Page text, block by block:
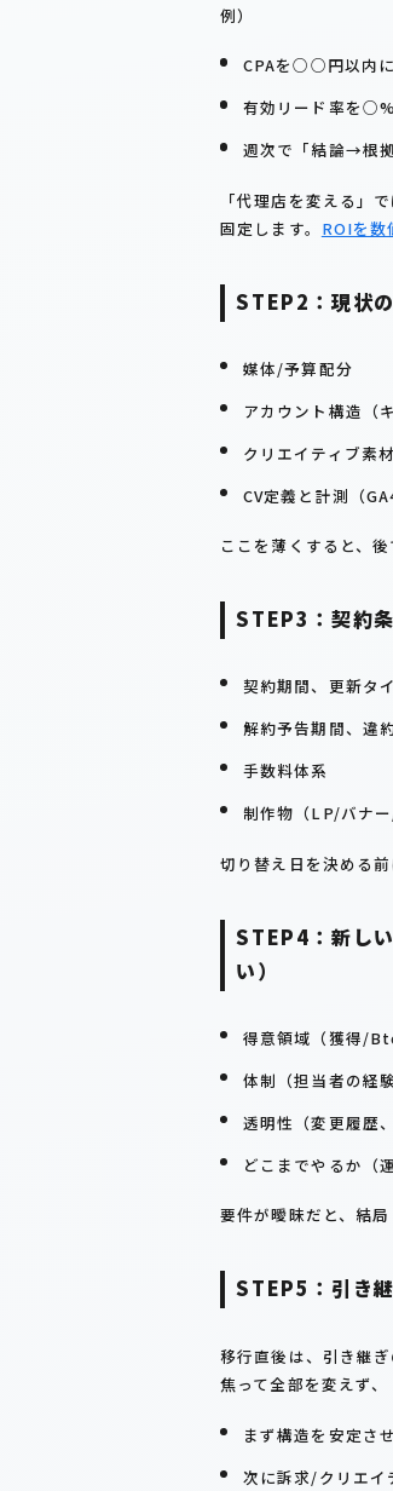
例）
CPAを○○円以内
有効リード率を
週次で「結論→根
「代理店を変える」で
固定します。 ROIを数
STEP2：現状
媒体/予算配分
アカウント構造（
クリエイティブ素
CV定義と計測（
ここを薄くすると、後
STEP3：契約
契約期間、更新タ
解約予告期間、違
手数料体系
制作物（LP/バナ
切り替え日を決める前
STEP4：新し
い）
得意領域（獲得/
体制（担当者の経
透明性（変更履歴
どこまでやるか（
要件が曖昧だと、結
STEP5：引き
移行直後は、引き継
焦って全部を変えず、
まず構造を安定さ
次に訴求/クリエイ